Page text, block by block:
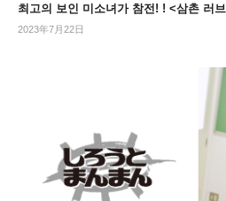
최고의 보인 미소녀가 참전! ! <삼촌 러
2023年7月22日